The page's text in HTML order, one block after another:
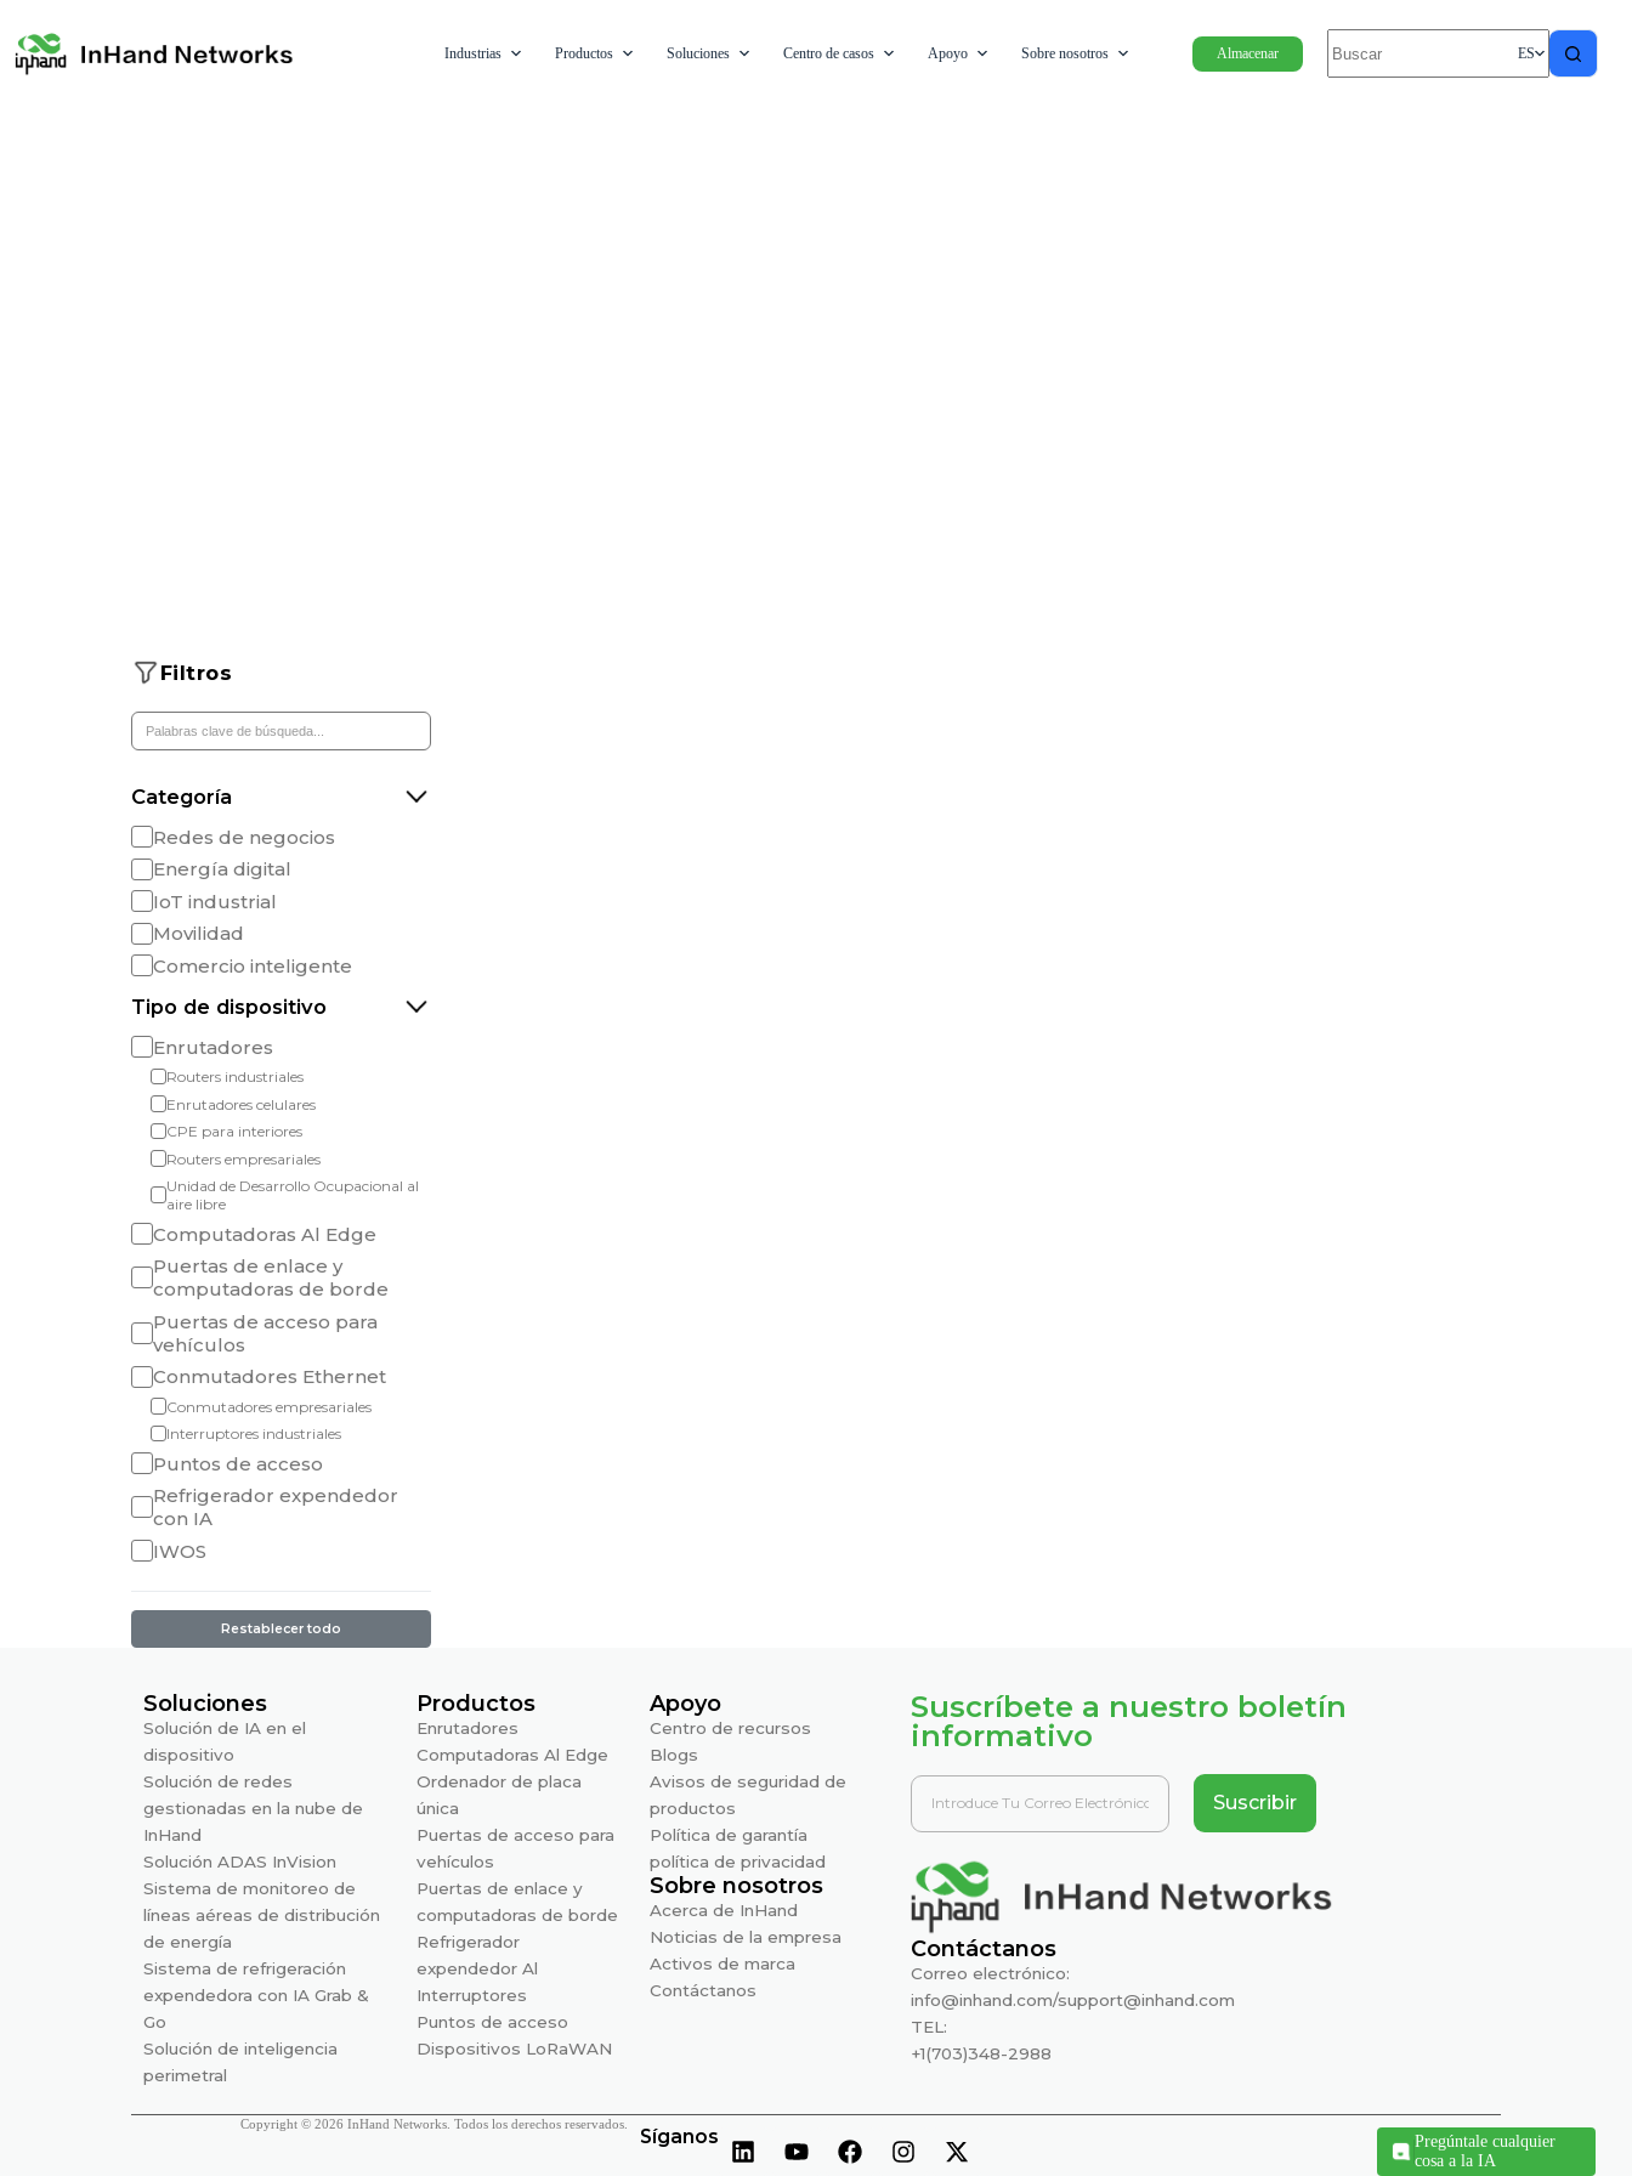
Pregúntale cualquier
cosa a la IA
Industrias Productos Soluciones Centro de casos Apoyo Sobre nosotros Almacenar ES
Filtros
Categoría
Redes de negocios
Energía digital
IoT industrial
Movilidad
Comercio inteligente
Tipo de dispositivo
Enrutadores
Routers industriales
Enrutadores celulares
CPE para interiores
Routers empresariales
Unidad de Desarrollo Ocupacional al
aire libre
Computadoras Al Edge
Puertas de enlace y
computadoras de borde
Puertas de acceso para
vehículos
Conmutadores Ethernet
Conmutadores empresariales
Interruptores industriales
Puntos de acceso
Refrigerador expendedor
con IA
IWOS
Restablecer todo
Soluciones
Solución de IA en el
dispositivo
Solución de redes
gestionadas en la nube de
InHand
Solución ADAS InVision
Sistema de monitoreo de
líneas aéreas de distribución
de energía
Sistema de refrigeración
expendedora con IA Grab &
Go
Solución de inteligencia
perimetral
Productos
Enrutadores
Computadoras Al Edge
Ordenador de placa
única
Puertas de acceso para
vehículos
Puertas de enlace y
computadoras de borde
Refrigerador
expendedor Al
Interruptores
Puntos de acceso
Dispositivos LoRaWAN
Apoyo
Centro de recursos
Blogs
Avisos de seguridad de
productos
Política de garantía
política de privacidad
Sobre nosotros
Acerca de InHand
Noticias de la empresa
Activos de marca
Contáctanos
Suscríbete a nuestro boletín
informativo
Suscribir
Contáctanos
Correo electrónico:
info@inhand.com/support@inhand.com
TEL:
+1(703)348-2988
Copyright © 2026 InHand Networks. Todos los derechos reservados.
Síganos